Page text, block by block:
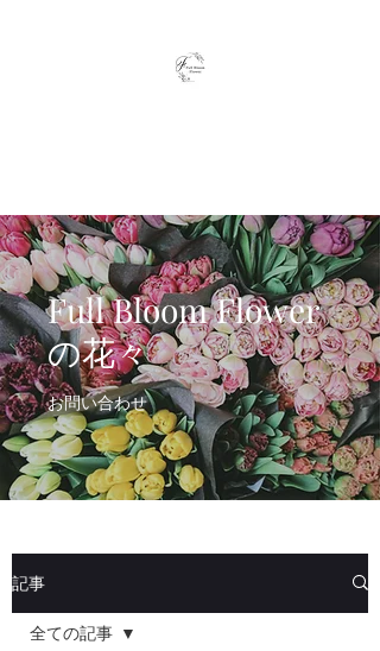
Full Bloom Flower
の花々
お問い合わせ
記事
全ての記事